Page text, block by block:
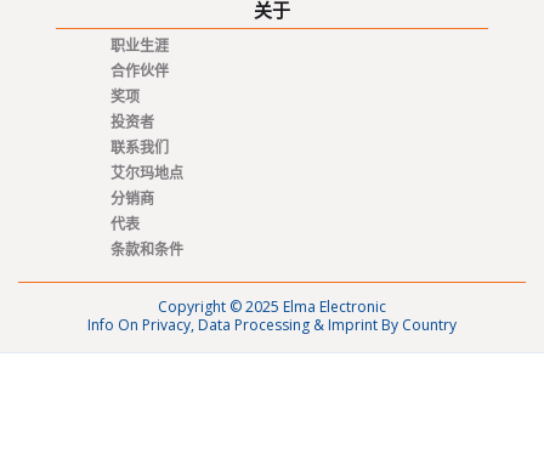
关于
职业生涯
合作伙伴
奖项
投资者
联系我们
艾尔玛地点
分销商
代表
条款和条件
Copyright © 2025 Elma Electronic
Info On Privacy, Data Processing & Imprint By Country